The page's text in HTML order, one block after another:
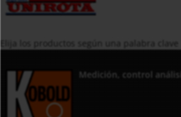
Elija los productos según una palabra clave
Medición, control